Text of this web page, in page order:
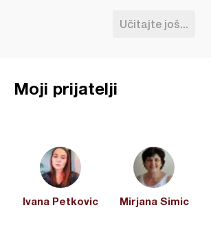
Učitajte još...
Moji prijatelji
Ivana Petkovic Mirjana Simic